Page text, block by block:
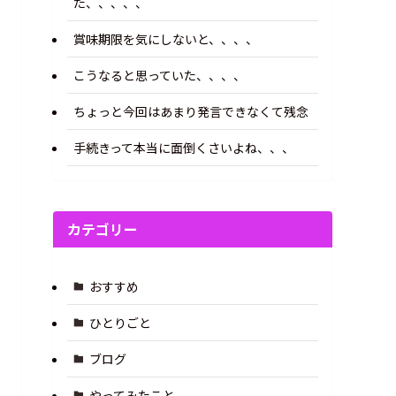
賞味期限を気にしないと、、、、
こうなると思っていた、、、、
ちょっと今回はあまり発言できなくて残念
手続きって本当に面倒くさいよね、、、
カテゴリー
おすすめ
ひとりごと
ブログ